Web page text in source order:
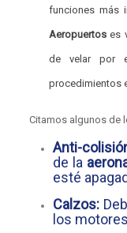
funciones más
Aeropuertoses
de velar por
procedimientos
Citamos algunos de
Anti-
de la
esté
Calzos:
los